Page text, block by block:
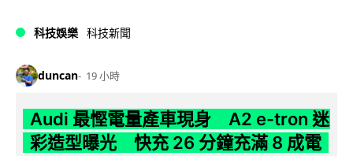
科技娛樂 科技新聞
duncan 19 小時
Audi 最慳電量產車現身 A2 e-tron 迷
彩造型曝光 快充 26 分鐘充滿 8 成電